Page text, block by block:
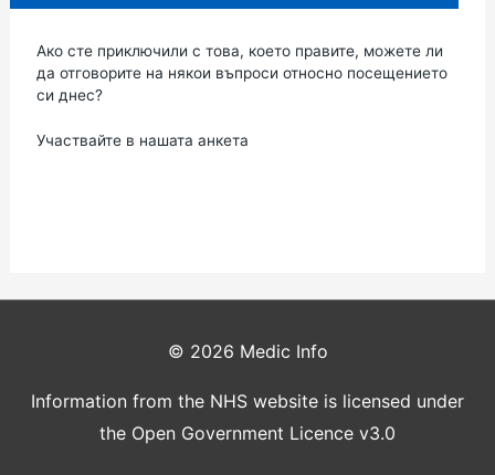
Ако сте приключили с това, което правите, можете ли
да отговорите на някои въпроси относно посещението
си днес?
Участвайте в нашата анкета
© 2026 Medic Info
Information from the NHS website is licensed under
the Open Government Licence v3.0